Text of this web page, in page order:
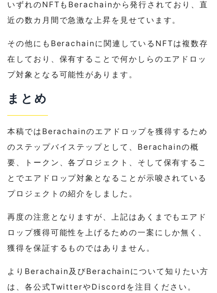
いずれのNFTもBerachainから発行されており、直
近の数カ月間で急激な上昇を見せています。
その他にもBerachainに関連しているNFTは複数存
在しており、保有することで何かしらのエアドロッ
プ対象となる可能性があります。
まとめ
本稿ではBerachainのエアドロップを獲得するため
のステップバイステップとして、Berachainの概
要、トークン、各プロジェクト、そして保有するこ
とでエアドロップ対象となることが示唆されている
プロジェクトの紹介をしました。
再度の注意となりますが、上記はあくまでもエアド
ロップ獲得可能性を上げるための一案にしか無く、
獲得を保証するものではありません。
よりBerachain及びBerachainについて知りたい方
は、各公式TwitterやDiscordを注目ください。